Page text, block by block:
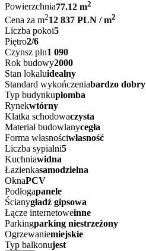
Powierzchnia77.12 m2
Cena za m212 837 PLN / m2
Liczba pokoi5
Piętro2/6
Czynsz pln1 090
Rok budowy2000
Stan lokaluidealny
Standard wykończeniabardzo dobry
Typ budynkuplomba
Rynekwtórny
Klatka schodowaczysta
Materiał budowlanycegła
Forma własnościwłasność
Liczba sypialni5
Kuchniawidna
Łazienkasamodzielna
OknaPCV
Podłogapanele
Ścianygładź gipsowa
Łącze internetoweinne
Parkingparking niestrzeżony
Ogrzewaniemiejskie
Typ balkonujest